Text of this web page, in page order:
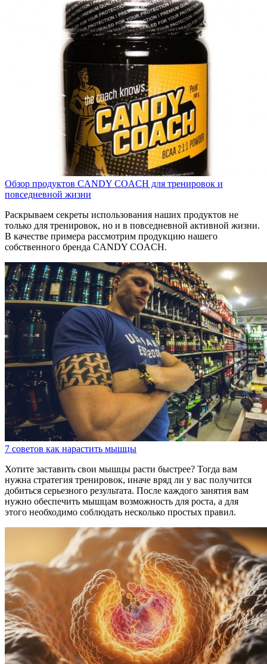
Обзор продуктов CANDY COACH для тренировок и
повседневной жизни
Раскрываем секреты использования наших продуктов не
только для тренировок, но и в повседневной активной жизни.
В качестве примера рассмотрим продукцию нашего
собственного бренда CANDY COACH.
7 советов как нарастить мышцы
Хотите заставить свои мышцы расти быстрее? Тогда вам
нужна стратегия тренировок, иначе вряд ли у вас получится
добиться серьезного результата. После каждого занятия вам
нужно обеспечить мышцам возможность для роста, а для
этого необходимо соблюдать несколько простых правил.